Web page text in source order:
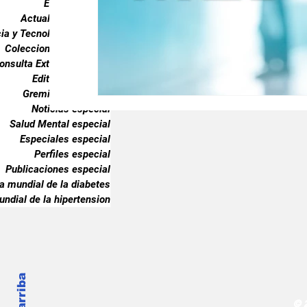
Endocrinología
Actualidad especial
y Tecnología especial
Coleccionable especial
Externa especial
Editorial especial
Gremiales especial
Noticias especial
Salud Mental especial
Especiales especial
Perfiles especial
Publicaciones especial
mundial de la diabetes
de la hipertension
Noticias especial
dia mundial